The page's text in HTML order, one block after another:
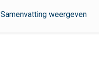
Samenvatting weergeven